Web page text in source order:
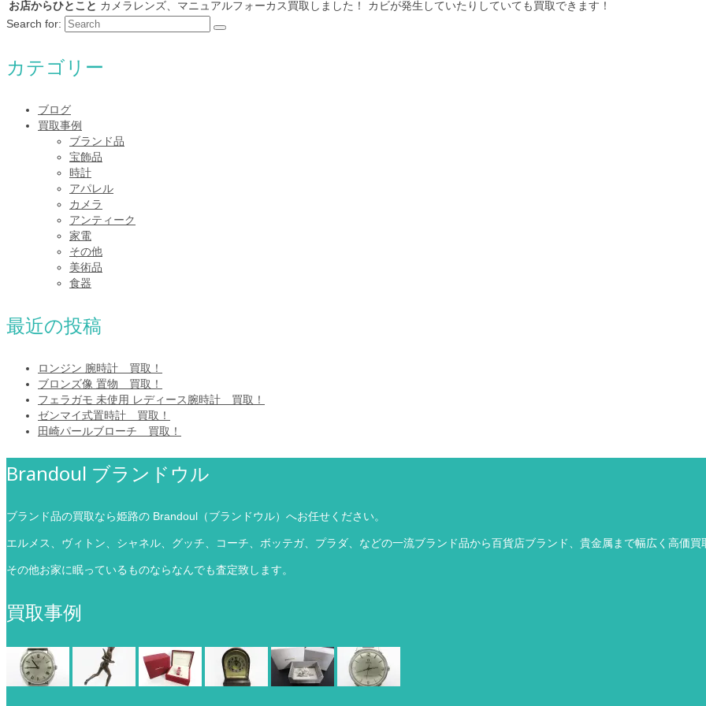
お店からひとこと カメラレンズ、マニュアルフォーカス買取しました！ カビが発生していたりしていても買取できます！
Search for:
カテゴリー
ブログ
買取事例
ブランド品
宝飾品
時計
アパレル
カメラ
アンティーク
家電
その他
美術品
食器
最近の投稿
ロンジン 腕時計 買取！
ブロンズ像 置物 買取！
フェラガモ 未使用 レディース腕時計 買取！
ゼンマイ式置時計 買取！
田崎パールブローチ 買取！
Brandoul ブランドウル
ブランド品の買取なら姫路の Brandoul（ブランドウル）へお任せください。
エルメス、ヴィトン、シャネル、グッチ、コーチ、ボッテガ、プラダ、などの一流ブランド品から百貨店ブランド、貴金属まで幅広く高価買
その他お家に眠っているものならなんでも査定致します。
買取事例